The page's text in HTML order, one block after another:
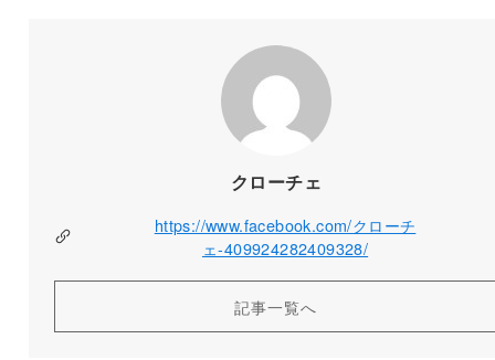
クローチェ
https://www.facebook.com/クローチ
ェ-409924282409328/
記事一覧へ